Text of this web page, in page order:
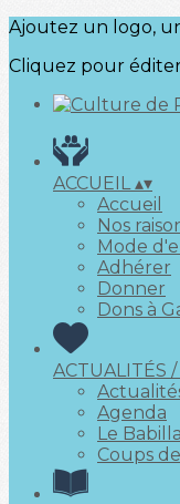
Ajoutez un logo,
Cliquez pour
ACCUEIL▴▾
Accueil
Nos
Mode
Adhérer
Donner
Dons à
ACTUALITÉS
Agenda
Le
Coups